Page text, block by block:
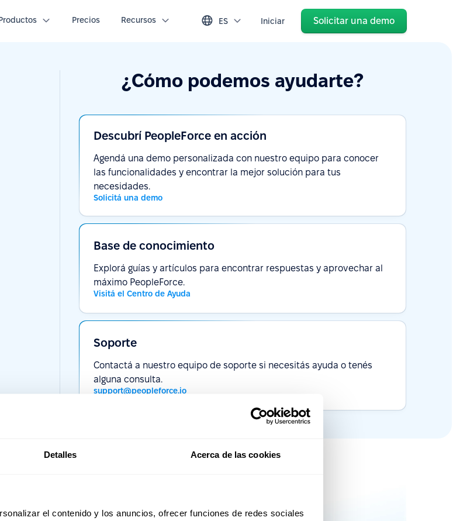
Detalles Acerca de las cookies
el contenido y los anuncios, ofrecer funciones de redes sociales
Precios Recursos ES Iniciar Solicitar una demo
¿Cómo podemos ayudarte?
Descubrí PeopleForce en acción
Agendá una demo personalizada con nuestro equipo para conocer
las funcionalidades y encontrar la mejor solución para tus
necesidades.
Solicitá una demo
Base de conocimiento
Explorá guías y artículos para encontrar respuestas y aprovechar al
máximo PeopleForce.
Visitá el Centro de Ayuda
Soporte
Contactá a nuestro equipo de soporte si necesitás ayuda o tenés
alguna consulta.
support@peopleforce.io
nuestro newsletter